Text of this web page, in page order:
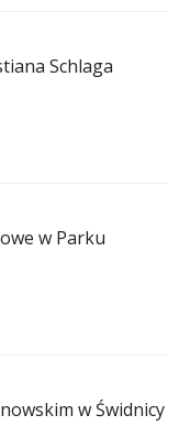
Schlaga
w Parku
w Świdnicy